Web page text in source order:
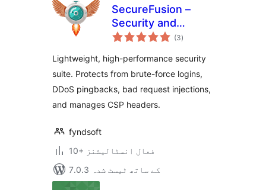
SecureFusion –
Security and
Firewall by
(3مجموعی
درجہ
)
Lightweight, high-performance security
suite. Protects from brute-force logins,
DDoS pingbacks, bad request injections,
and manages CSP headers.
fyndsoft
10+ فعال انسٹالیشنز
7.0.3 کے ساتھ ٹیسٹ شدہ